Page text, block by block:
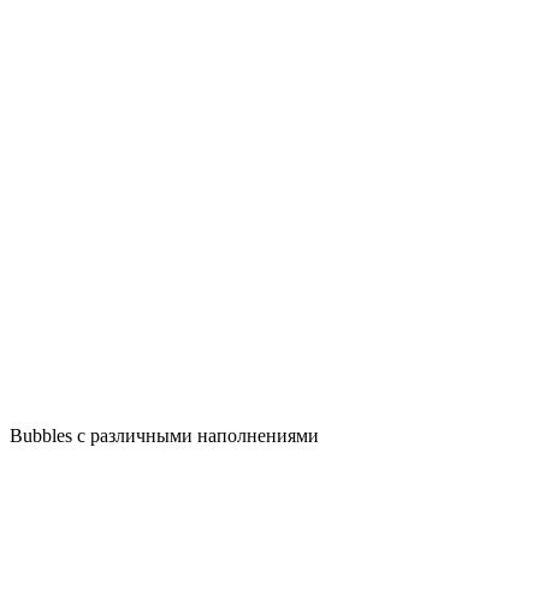
Bubbles с различными наполнениями